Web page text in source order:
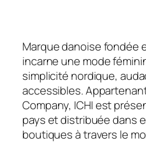
Marque danoise fondée
incarne une mode
simplicité nordique,
accessibles.
Company, ICHI est
pays et distribuée dans
boutiques à travers le